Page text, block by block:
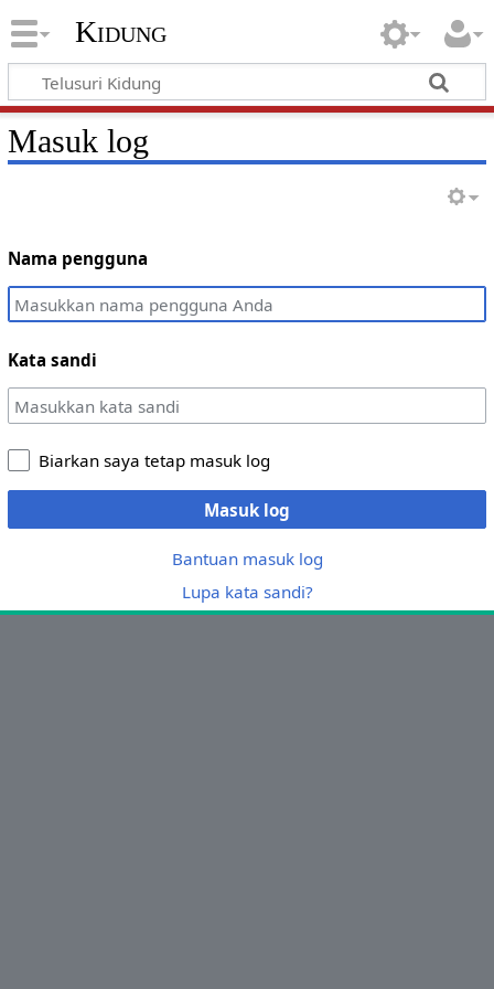
Kidung
Masuk log
Nama pengguna
Kata sandi
Biarkan saya tetap masuk log
Masuk log
Bantuan masuk log
Lupa kata sandi?